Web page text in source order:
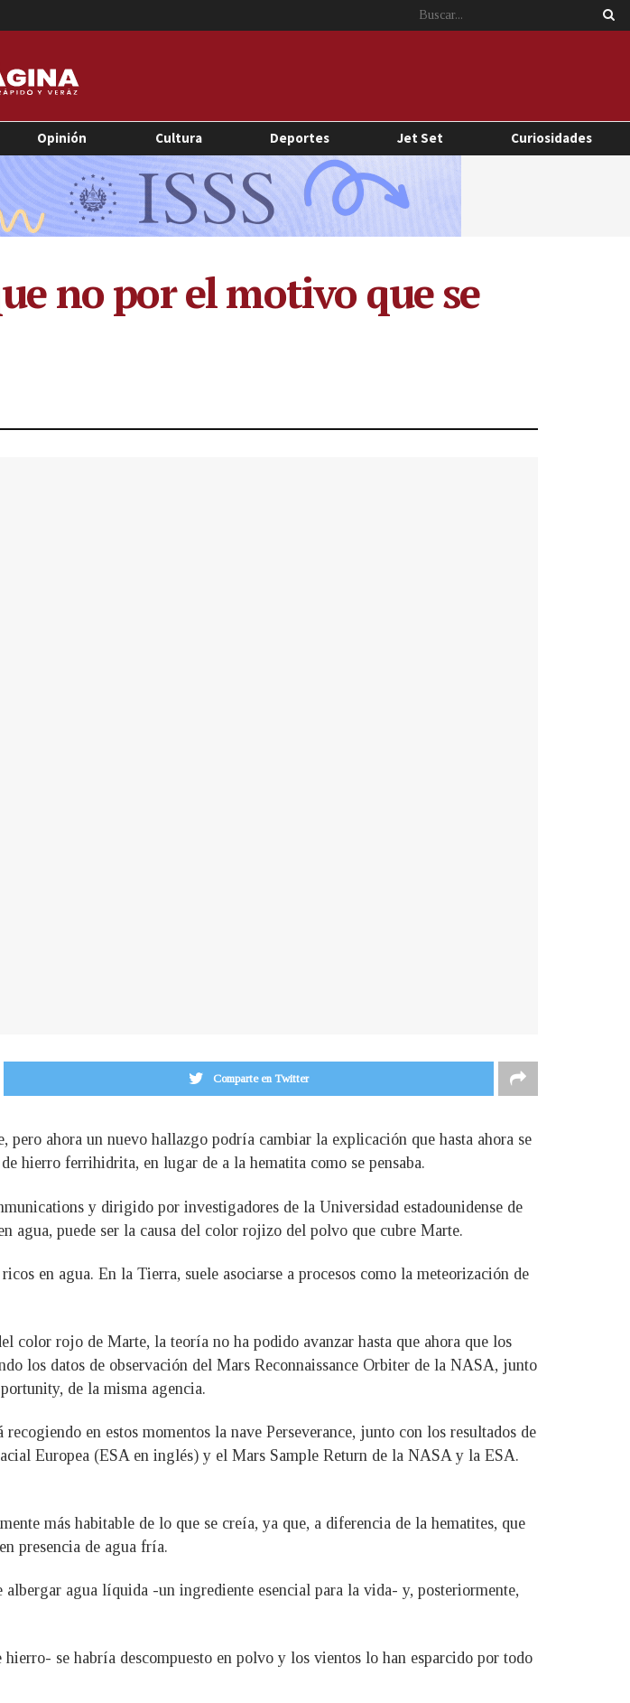
Opinión Cultura Deportes Jet Set Curiosidades
no por el motivo que se
Comparte en Twitter
ahora un nuevo hallazgo podría cambiar la explicación que hasta ahora se
hierro ferrihidrita, en lugar de a la hematita como se pensaba.
y dirigido por investigadores de la Universidad estadounidense de
puede ser la causa del color rojizo del polvo que cubre Marte.
en agua. En la Tierra, suele asociarse a procesos como la meteorización de
color rojo de Marte, la teoría no ha podido avanzar hasta que ahora que los
los datos de observación del Mars Reconnaissance Orbiter de la NASA, junto
de la misma agencia.
en estos momentos la nave Perseverance, junto con los resultados de
Europea (ESA en inglés) y el Mars Sample Return de la NASA y la ESA.
más habitable de lo que se creía, ya que, a diferencia de la hematites, que
presencia de agua fría.
agua líquida -un ingrediente esencial para la vida- y, posteriormente,
se habría descompuesto en polvo y los vientos lo han esparcido por todo